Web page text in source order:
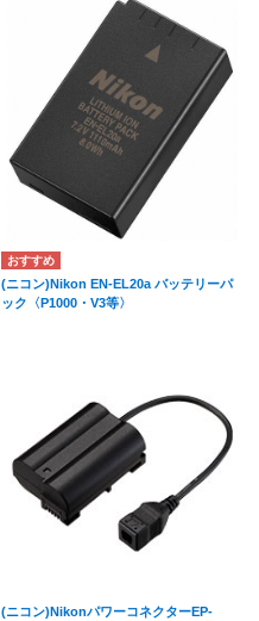
(ニコン)Nikon EN-EL20a バッテリーパ
ック〈P1000・V3等〉
(ニコン)NikonパワーコネクターEP-